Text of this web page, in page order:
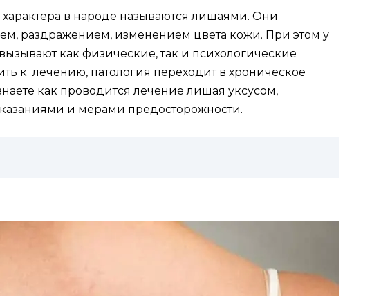
в народе называются лишаями. Они
раздражением, изменением цвета кожи. При этом у
как физические, так и психологические
к лечению, патология переходит в хроническое
как проводится лечение лишая уксусом,
и мерами предосторожности.